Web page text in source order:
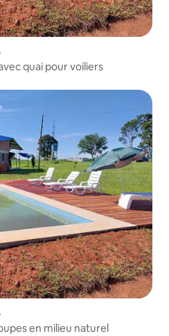
quai pour voiliers
en milieu naturel